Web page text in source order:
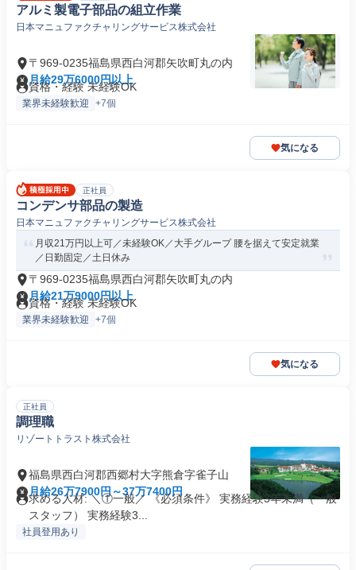
アルミ製電子部品の組立作業
日本マニュファクチャリングサービス株式会社
〒969-0235福島県西白河郡矢吹町丸の内
月給29万6000円以上
資格・経験 未経験OK
業界未経験歓迎 +7個
気になる
正社員
コンデンサ部品の製造
日本マニュファクチャリングサービス株式会社
月収21万円以上可／未経験OK／大手グループ 腰を据えて安定就業
／日勤固定／土日休み
〒969-0235福島県西白河郡矢吹町丸の内
月給21万9000円以上
資格・経験 未経験OK
業界未経験歓迎 +7個
気になる
正社員
調理職
リゾートトラスト株式会社
福島県西白河郡西郷村大字熊倉字雀子山
月給26万7900円～37万7400円
求める人材: ＼①一般／ 《必須条件》 実務経験3年未満（一般
スタッフ） 実務経験3...
社員登用あり